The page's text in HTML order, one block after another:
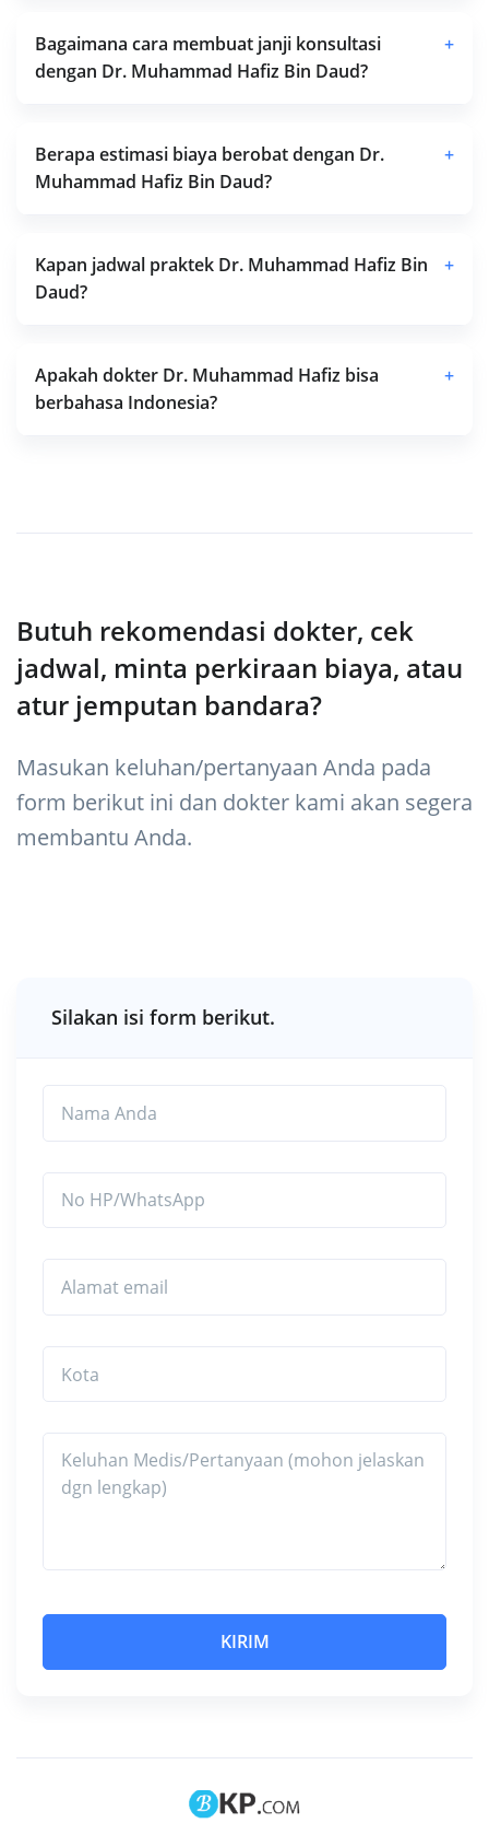
Bagaimana cara membuat janji konsultasi
dengan Dr. Muhammad Hafiz Bin Daud?
+
Berapa estimasi biaya berobat dengan Dr.
Muhammad Hafiz Bin Daud?
+
Kapan jadwal praktek Dr. Muhammad Hafiz Bin
Daud?
+
Apakah dokter Dr. Muhammad Hafiz bisa
berbahasa Indonesia?
+
Butuh rekomendasi dokter, cek
jadwal, minta perkiraan biaya, atau
atur jemputan bandara?
Masukan keluhan/pertanyaan Anda pada
form berikut ini dan dokter kami akan segera
membantu Anda.
Silakan isi form berikut.